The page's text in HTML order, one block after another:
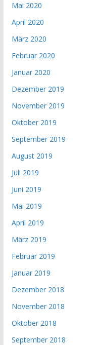
Mai 2020
April 2020
März 2020
Februar 2020
Januar 2020
Dezember 2019
November 2019
Oktober 2019
September 2019
August 2019
Juli 2019
Juni 2019
Mai 2019
April 2019
März 2019
Februar 2019
Januar 2019
Dezember 2018
November 2018
Oktober 2018
September 2018